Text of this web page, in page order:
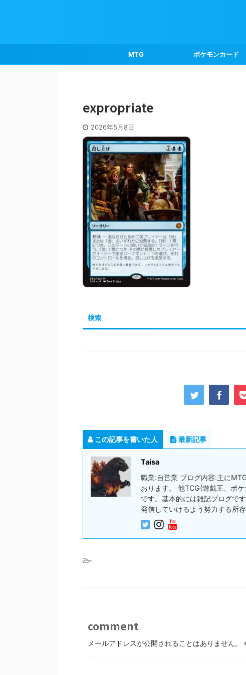
MTG ポケモンカード
expropriate
2026年5月8日
検索
この記事を書いた人 最新記事
Taisa
職業:自営業 ブログ内容:主に
おります。 他TCG(遊戯王、ポ
です。基本的には雑記ブログで
発信していけるよう努力する所存
-
comment
メールアドレスが公開されることはありません。